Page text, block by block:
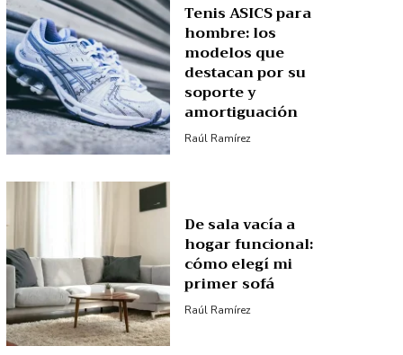
Tenis ASICS para
hombre: los
modelos que
destacan por su
soporte y
amortiguación
Raúl Ramírez
De sala vacía a
hogar funcional:
cómo elegí mi
primer sofá
Raúl Ramírez